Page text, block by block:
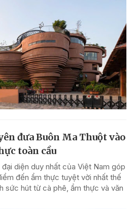
đưa Buôn Ma Thuột vào
toàn cầu
diện duy nhất của Việt Nam góp
đến ẩm thực tuyệt vời nhất thế
sức hút từ cà phê, ẩm thực và văn